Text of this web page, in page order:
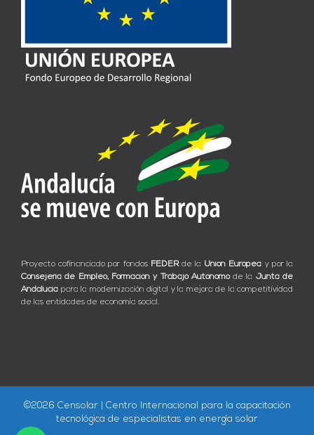
Proyecto cofinanciado por fondos FEDERde la Unión Europea y por la
Consejería de Empleo, Formación y Trabajo Autónomode la Junta de
Andalucía para la modernización digital y la mejora de la competitividad
de las entidades de economía social.
©2026 Censolar | Centro Internacional para la capacitación
tecnológica de especialistas en energía solar